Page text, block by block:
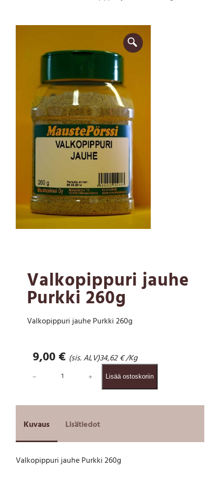
Valkopippuri jauhe
Purkki 260g
Valkopippuri jauhe Purkki 260g
9,00€ (sis. ALV)34,62€/Kg
p
i
p
u
− + Lisää ostoskoriin
Kuvaus Lisätiedot
Valkopippuri jauhe Purkki 260g